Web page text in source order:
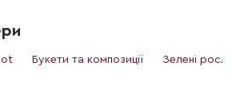
Букети та композиції Зелені